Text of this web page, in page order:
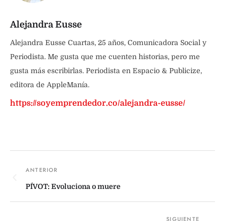
Alejandra Eusse
Alejandra Eusse Cuartas, 25 años, Comunicadora Social y
Periodista. Me gusta que me cuenten historias, pero me
gusta más escribirlas. Periodista en Espacio & Publicize,
editora de AppleManía.
https://soyemprendedor.co/alejandra-eusse/
PÍVOT: Evoluciona o muere